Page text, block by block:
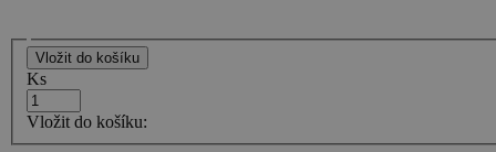
Ks
Vložit do košíku: